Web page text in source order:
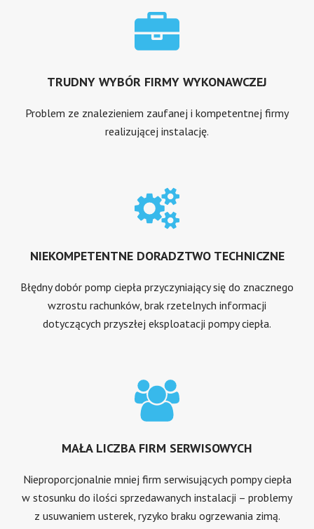
TRUDNY WYBÓR FIRMY WYKONAWCZEJ
Problem ze znalezieniem zaufanej i kompetentnej firmy
realizującej instalację.
NIEKOMPETENTNE DORADZTWO TECHNICZNE
Błędny dobór pomp ciepła przyczyniający się do znacznego
wzrostu rachunków, brak rzetelnych informacji
dotyczących przyszłej eksploatacji pompy ciepła.
MAŁA LICZBA FIRM SERWISOWYCH
Nieproporcjonalnie mniej firm serwisujących pompy ciepła
w stosunku do ilości sprzedawanych instalacji – problemy
z usuwaniem usterek, ryzyko braku ogrzewania zimą.